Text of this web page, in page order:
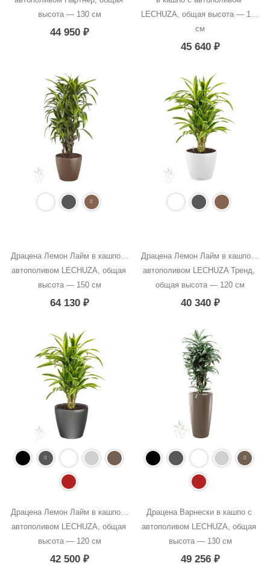
высота — 130 см
44 950₽
LECHUZA, общая высота — 120
см
45 640 ₽
Драцена Лемон Лайм в кашпо с
автополивом LECHUZA, общая
высота — 150 см
64 130₽
Драцена Лемон Лайм в кашпо с
автополивом LECHUZA Тренд,
общая высота — 120 см
40 340 ₽
Драцена Лемон Лайм в кашпо с
автополивом LECHUZA, общая
высота — 120 см
42 500₽
Драцена Варнески в кашпо с
автополивом LECHUZA, общая
высота — 130 см
49 256 ₽